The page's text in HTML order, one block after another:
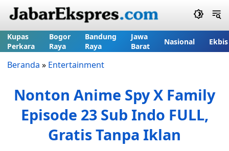
Kupas
Perkara
Bogor
Raya
Bandung
Raya
Jawa
Barat
Nasional Ekbis
Beranda » Entertainment
Nonton Anime Spy X Family
Episode 23 Sub Indo FULL,
Gratis Tanpa Iklan